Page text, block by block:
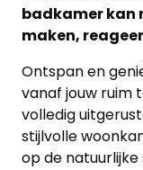
badkamer kan
maken,
Ontspan en
vanaf jouw ruim
volledig
stijlvolle
op de natuurlijke